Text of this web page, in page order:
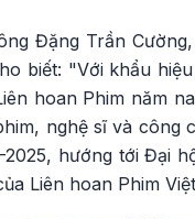
Đặng Trần
biết: "Với khẩu
hoan Phim năm
nghệ sĩ và
hướng tới Đại
Liên hoan Phim